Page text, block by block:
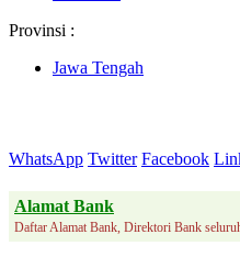
Provinsi :
Jawa Tengah
WhatsApp Twitter Facebook
Alamat Bank
Daftar Alamat Bank, Direktori Bank